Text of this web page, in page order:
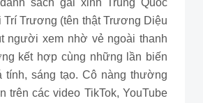
sách gái xinh Trung Quốc
Trí Trương (tên thật Trương Diệu
người xem nhờ vẻ ngoài thanh
kết hợp cùng những lần biến
tính, sáng tạo. Cô nàng thường
trên các video TikTok, YouTube